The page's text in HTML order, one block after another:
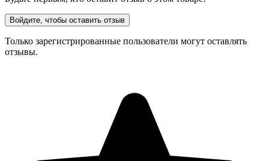
Войдите, чтобы оставить отзыв
Только зарегистрированные пользователи могут оставлять
отзывы.